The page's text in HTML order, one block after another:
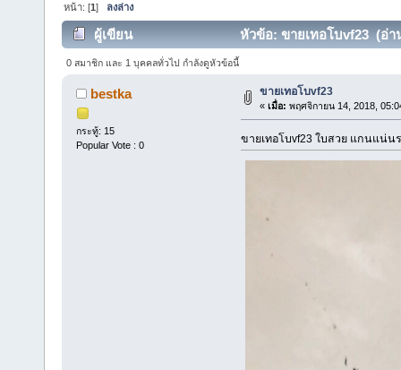
หน้า: [1] ลงล่าง
ผู้เขียน หัวข้อ: ขายเทอโบvf23 (อ่า
0 สมาชิก และ 1 บุคคลทั่วไป กำลังดูหัวข้อนี้
bestka
กระทู้: 15
Popular Vote : 0
ขายเทอโบvf23
« เมื่อ: พฤศจิกายน 14, 2018,
ขายเทอโบvf23 ใบสวย แกนแน่น